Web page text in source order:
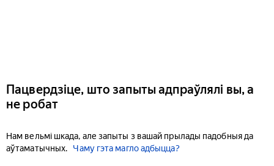
Пацвердзіце, што запыты адпраўлялі вы, а
не робат
Нам вельмі шкада, але запыты з вашай прылады падобныя да
аўтаматычных.
Чаму гэта магло адбыцца?